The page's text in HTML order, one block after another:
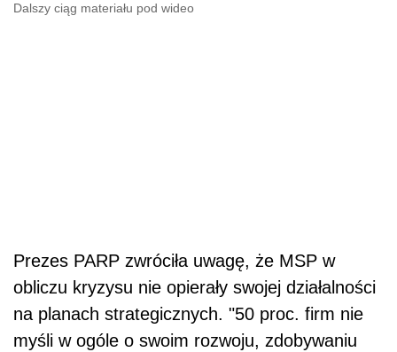
Dalszy ciąg materiału pod wideo
Prezes PARP zwróciła uwagę, że MSP w
obliczu kryzysu nie opierały swojej działalności
na planach strategicznych. "50 proc. firm nie
myśli w ogóle o swoim rozwoju, zdobywaniu